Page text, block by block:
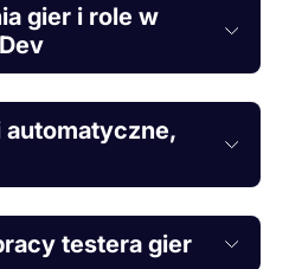
gier i role w
automatyczne,
testera gier